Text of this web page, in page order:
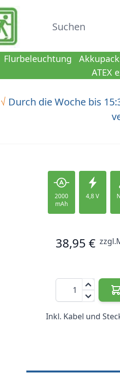
Suchen
√ Durch die Woche bis
Flurbeleuchtung
ATEX
2000
mAh
4,8 V
38,95 €
Menge
Inkl. Kabel und